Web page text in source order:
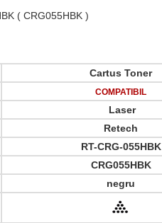
( CRG055HBK )
Cartus Toner
COMPATIBIL
Laser
Retech
RT-CRG-055HBK
CRG055HBK
negru